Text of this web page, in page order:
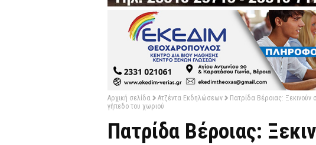
Αρχική σελίδα Ατζέντα Εκδηλώσεων
Πατρίδα Βέροιας:
γήπεδο του χωριού
Πατρίδα Βέροιας: